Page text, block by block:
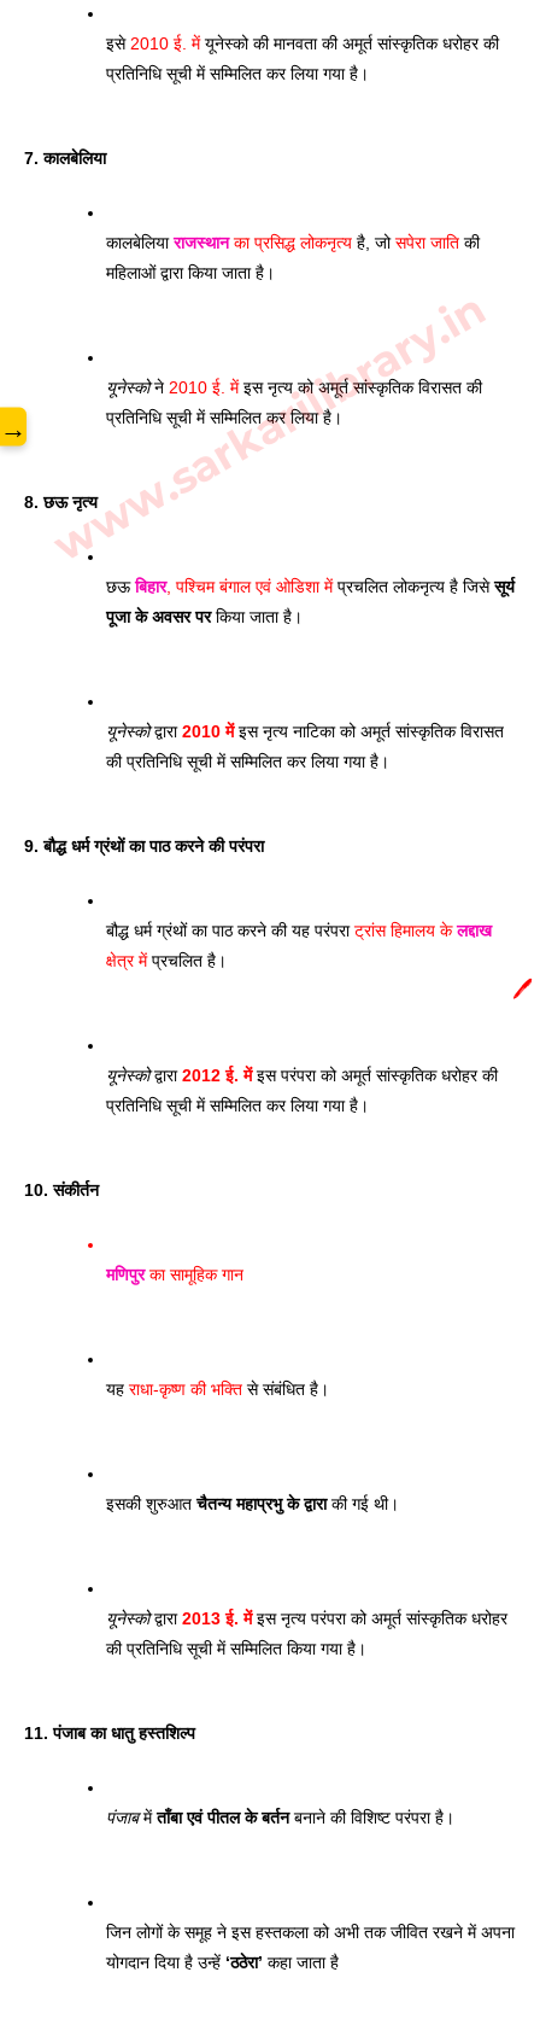
इसे 2010 ई. में यूनेस्को की मानवता की अमूर्त सांस्कृतिक धरोहर की
प्रतिनिधि सूची में सम्मिलित कर लिया गया है।
7. कालबेलिया
कालबेलिया राजस्थान का प्रसिद्ध लोकनृत्य है, जो सपेरा जाति की
महिलाओं द्वारा किया जाता है।
यूनेस्को ने 2010 ई. में इस नृत्य को अमूर्त सांस्कृतिक विरासत की
प्रतिनिधि सूची में सम्मिलित कर लिया है।
8. छऊ नृत्य
छऊ बिहार, पश्चिम बंगाल एवं ओडिशा में प्रचलित लोकनृत्य है जिसे सूर्य
पूजा के अवसर पर किया जाता है।
यूनेस्को द्वारा 2010 में इस नृत्य नाटिका को अमूर्त सांस्कृतिक विरासत
की प्रतिनिधि सूची में सम्मिलित कर लिया गया है।
9. बौद्ध धर्म ग्रंथों का पाठ करने की परंपरा
बौद्ध धर्म ग्रंथों का पाठ करने की यह परंपरा ट्रांस हिमालय के लद्दाख
क्षेत्र में प्रचलित है।
यूनेस्को द्वारा 2012 ई. में इस परंपरा को अमूर्त सांस्कृतिक धरोहर की
प्रतिनिधि सूची में सम्मिलित कर लिया गया है।
10. संकीर्तन
मणिपुर का सामूहिक गान
यह राधा-कृष्ण की भक्ति से संबंधित है।
इसकी शुरुआत चैतन्य महाप्रभु के द्वारा की गई थी।
यूनेस्को द्वारा 2013 ई. में इस नृत्य परंपरा को अमूर्त सांस्कृतिक धरोहर
की प्रतिनिधि सूची में सम्मिलित किया गया है।
11. पंजाब का धातु हस्तशिल्प
पंजाब में ताँबा एवं पीतल के बर्तन बनाने की विशिष्ट परंपरा है।
जिन लोगों के समूह ने इस हस्तकला को अभी तक जीवित रखने में अपना
योगदान दिया है उन्हें ‘ठठेरा’ कहा जाता है
www.sarkarilibrary.in
→
🖊️